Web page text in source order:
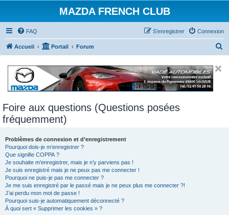
MAZDA FRENCH CLUB
FAQ Connexion
S’enregistrer
Accueil Portail Forum
Foire aux questions (Questions posées
fréquemment)
Problèmes de connexion et d’enregistrement
Pourquoi dois-je m’enregistrer ?
Que signifie COPPA ?
Je souhaite m’enregistrer, mais je n’y parviens pas !
Je suis enregistré mais je ne peux pas me connecter !
Pourquoi ne puis-je pas me connecter ?
Je me suis enregistré par le passé mais je ne peux plus me connecter ?!
J’ai perdu mon mot de passe !
Pourquoi suis-je automatiquement déconnecté ?
À quoi sert « Supprimer les cookies » ?